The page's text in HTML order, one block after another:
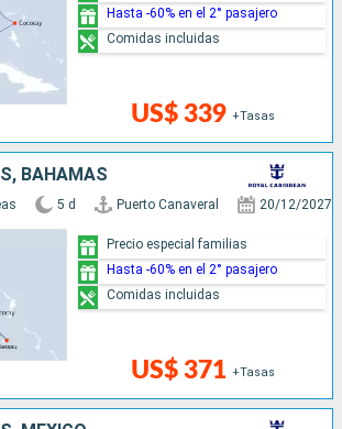
US$ 339 +Tasas
Hasta -60% en el 2° pasajero
Comidas incluidas
BAHAMAS
5 d Puerto Canaveral 20/12/2027
US$ 371 +Tasas
Precio especial familias
Hasta -60% en el 2° pasajero
Comidas incluidas